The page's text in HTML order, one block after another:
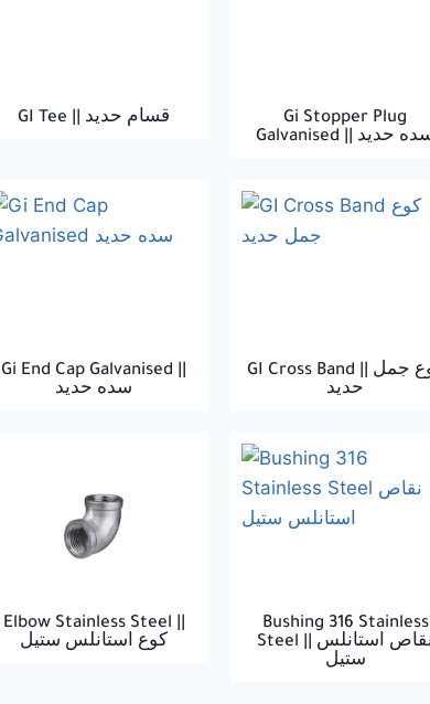
GI Tee || قسام حديد
Gi Stopper Plug
Gi End Cap Galvanised ||
GI Cross Band || كوع جمل
حديد
Elbow Stainless Steel ||
كوع استانلس ستيل
Bushing 316 Stainless
Steel || نقاص استانلس
ستيل